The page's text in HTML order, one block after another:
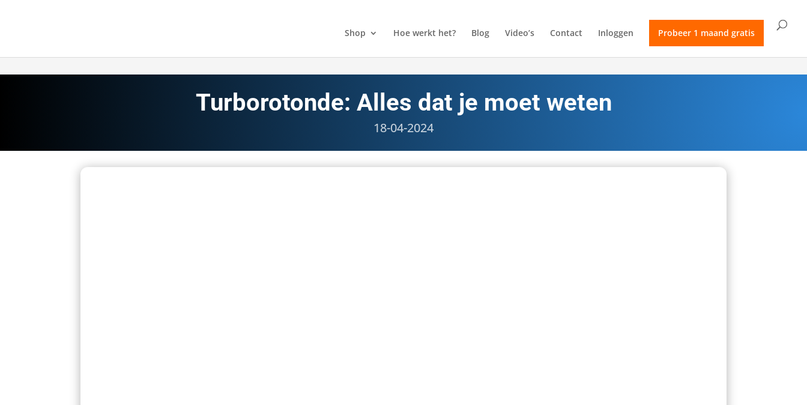
Shop Hoe werkt het? Blog Video’s Contact Inloggen Probeer 1 maand gratis
Turborotonde: Alles dat je moet weten
18-04-2024